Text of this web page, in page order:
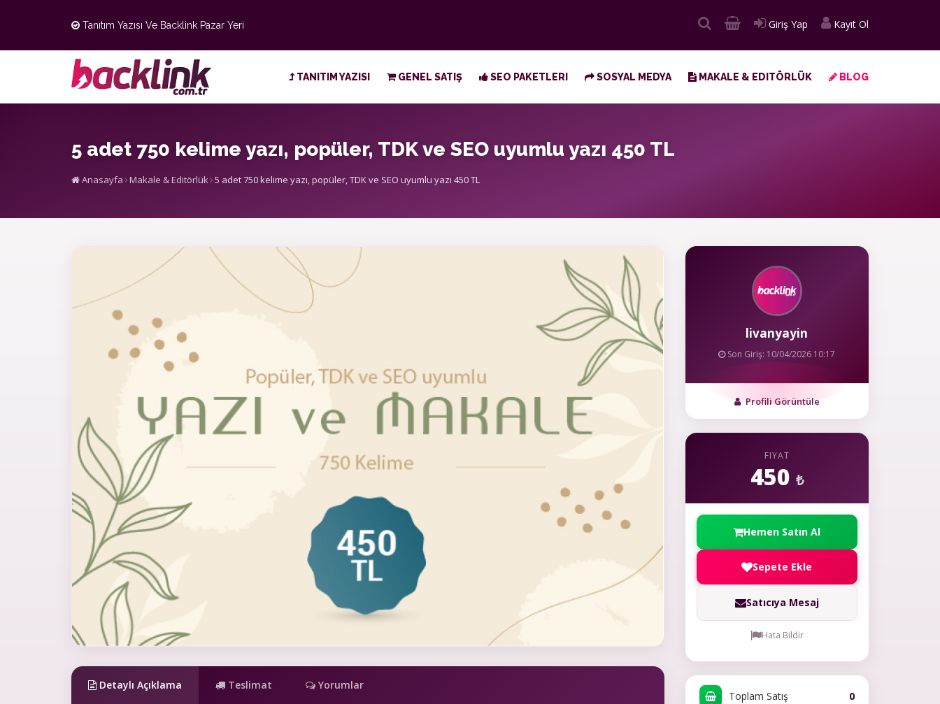
Tanıtım Yazısı Ve Backlink Pazar Yeri Giriş Yap Kayıt Ol
TANITIM YAZISI GENEL SATIŞ SEO PAKETLERI SOSYAL MEDYA MAKALE & EDITÖRLÜK BLOG
5 adet 750 kelime yazı, popüler, TDK ve SEO uyumlu yazı 450 TL
Anasayfa Makale & Editörlük 5 adet 750 kelime yazı, popüler, TDK ve SEO uyumlu yazı 450 TL
Detaylı Açıklama Teslimat Yorumlar
livanyayin
Son Giriş: 10/04/2026 10:17
Profili Görüntüle
FIYAT
450 ₺
Hemen Satın Al
Sepete Ekle
Satıcıya Mesaj
Hata Bildir
Toplam Satış 0